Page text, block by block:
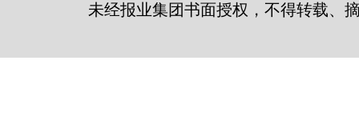
未经报业集团书面授权，不得转载、